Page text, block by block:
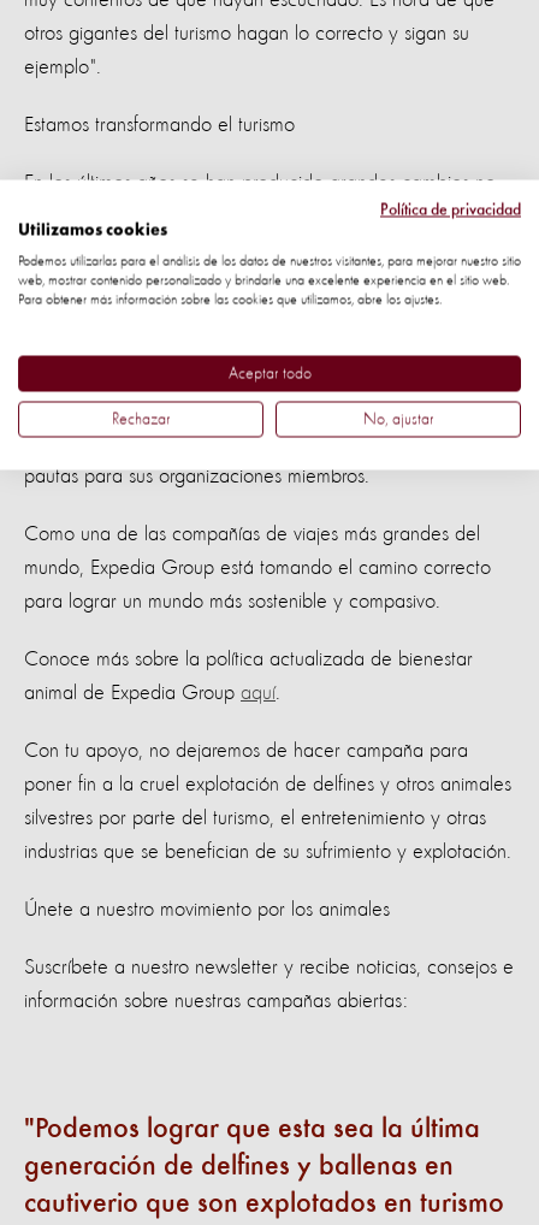
otros gigantes del turismo hagan lo correcto y sigan su
ejemplo".
Estamos transformando el turismo
En los últimos años se han producido grandes cambios no
solo en la industria sino que también en las políticas
públicas de varios países.
Canadá y Francia, Bruselas y Nueva Gales del Sur han
y delfines en cautiverio. La asociación de viajes holandesa
ANVR y SATSA de Sudáfrica afirman que el
entretenimiento de cetáceos cautivos es inaceptable en sus
pautas para sus organizaciones miembros.
Como una de las compañías de viajes más grandes del
mundo, Expedia Group está tomando el camino correcto
para lograr un mundo más sostenible y compasivo.
Conoce más sobre la política actualizada de bienestar
animal de Expedia Group aquí.
Con tu apoyo, no dejaremos de hacer campaña para
poner fin a la cruel explotación de delfines y otros animales
silvestres por parte del turismo, el entretenimiento y otras
industrias que se benefician de su sufrimiento y explotación.
Únete a nuestro movimiento por los animales
Suscríbete a nuestro newsletter y recibe noticias, consejos e
información sobre nuestras campañas abiertas:
Podemos lograr que esta sea la última
generación de delfines y ballenas en
cautiverio que son explotados en turismo
Política de privacidad
Utilizamos cookies
Podemos utilizarlas para el análisis de los datos de nuestros visitantes, para mejorar nuestro sitio
web, mostrar contenido personalizado y brindarle una excelente experiencia en el sitio web.
Para obtener más información sobre las cookies que utilizamos, abre los ajustes.
Aceptar todo
Rechazar No, ajustar